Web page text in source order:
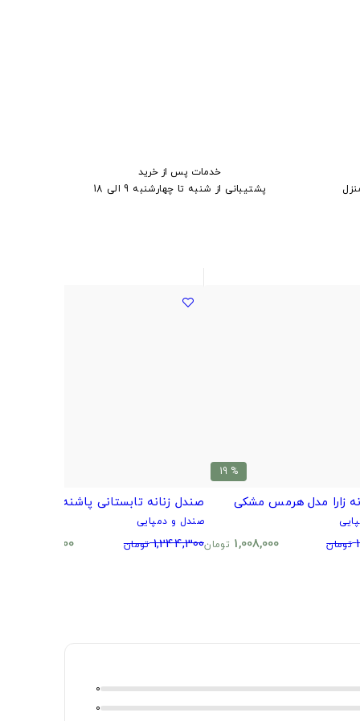
خدمات پس از خرید
پشتیبانی از شنبه تا چهارشنبه 9 الی 18
% 19
زارا مدل هرمس مشکی
تومان 1,008,000 تومان
صندل زنانه تابستانی پاشنه دار کرم
صندل و دمپایی
1,244,300 تومان 740,300
0
0